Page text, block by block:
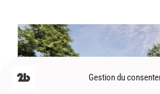
Gestion du
Saverdun (09) –